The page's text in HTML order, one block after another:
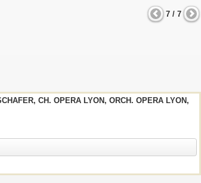
7 / 7
CH. OPERA LYON, ORCH. OPERA LYON,